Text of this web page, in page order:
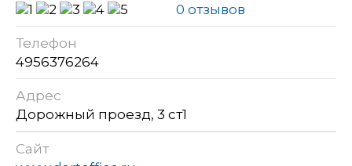
0 отзывов
Телефон
4956376264
Адрес
Дорожный проезд, 3 ст1
Сайт